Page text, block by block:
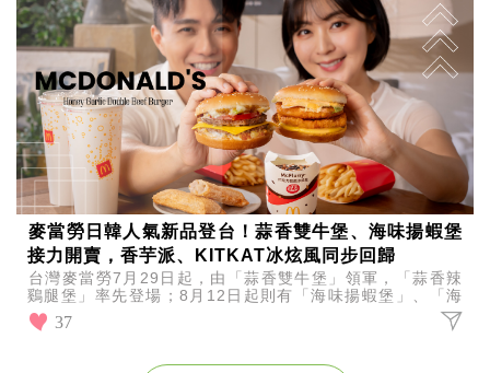
麥當勞日韓人氣新品登台！蒜香雙牛堡、海味揚蝦堡
接力開賣，香芋派、KITKAT冰炫風同步回歸
台灣麥當勞7月29日起，由「蒜香雙牛堡」領軍，「蒜香辣
鷄腿堡」率先登場；8月12日起則有「海味揚蝦堡」、「海
味雙層揚蝦堡」接力亮相。
37